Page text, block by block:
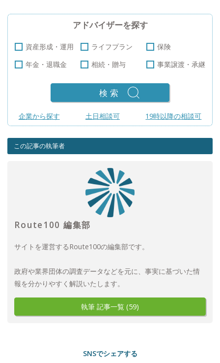
アドバイザーを探す
資産形成・運用 ライフプラン
保険
年金・退職金
相続・贈与 事業譲渡・承継
検索
企業から探す 土日相談可 19時以降の相談可
この記事の執筆者
Route100 編集部
サイトを運営するRoute100の編集部です。
政府や業界団体の調査データなどを元に、事実に基づいた情
報を分かりやすく解説いたします。
執筆 記事一覧 (59)
SNSでシェアする